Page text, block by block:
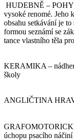
HUDEBNĚ –
vysoké renomé. Jeho
obsahu setkávání je
formou seznámí se
tance vlastního těla
KERAMIKA –
školy
ANGLIČTINA
úchopu psacího